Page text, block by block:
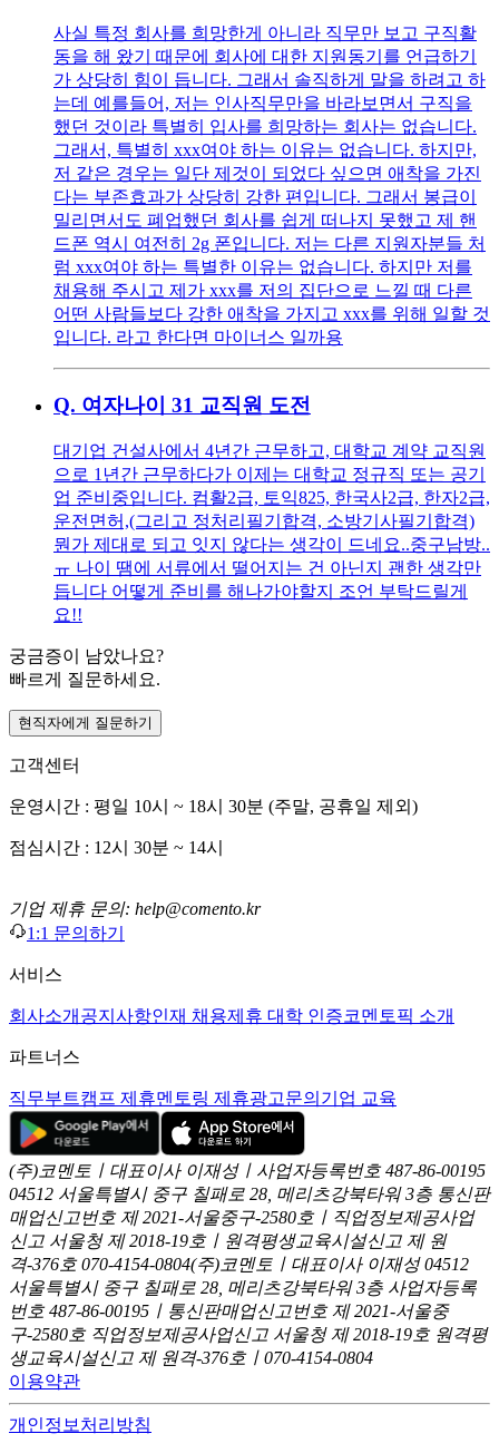
사실 특정 회사를 희망한게 아니라 직무만 보고 구직활
동을 해 왔기 때문에 회사에 대한 지원동기를 언급하기
가 상당히 힘이 듭니다. 그래서 솔직하게 말을 하려고 하
는데 예를들어, 저는 인사직무만을 바라보면서 구직을
했던 것이라 특별히 입사를 희망하는 회사는 없습니다.
그래서, 특별히 xxx여야 하는 이유는 없습니다. 하지만,
저 같은 경우는 일단 제것이 되었다 싶으면 애착을 가진
다는 부존효과가 상당히 강한 편입니다. 그래서 봉급이
밀리면서도 폐업했던 회사를 쉽게 떠나지 못했고 제 핸
드폰 역시 여전히 2g 폰입니다. 저는 다른 지원자분들 처
럼 xxx여야 하는 특별한 이유는 없습니다. 하지만 저를
채용해 주시고 제가 xxx를 저의 집단으로 느낄 때 다른
어떤 사람들보다 강한 애착을 가지고 xxx를 위해 일할 것
입니다. 라고 한다면 마이너스 일까용
Q. 여자나이 31 교직원 도전
대기업 건설사에서 4년간 근무하고, 대학교 계약 교직원
으로 1년간 근무하다가 이제는 대학교 정규직 또는 공기
업 준비중입니다. 컴활2급, 토익825, 한국사2급, 한자2급,
운전면허,(그리고 정처리필기합격, 소방기사필기합격)
뭔가 제대로 되고 잇지 않다는 생각이 드네요..중구남방..
ㅠ 나이 땜에 서류에서 떨어지는 건 아닌지 괜한 생각만
듭니다 어떻게 준비를 해나가야할지 조언 부탁드릴게
요!!
궁금증이 남았나요?
빠르게 질문하세요.
현직자에게 질문하기
고객센터
운영시간 : 평일 10시 ~ 18시 30분 (주말, 공휴일 제외)
점심시간 : 12시 30분 ~ 14시
기업 제휴 문의: help@comento.kr
1:1 문의하기
서비스
회사소개 공지사항인재 채용제휴 대학 인증코멘토픽 소개
파트너스
직무부트캠프 제휴멘토링 제휴광고문의 기업 교육
(주)코멘토ㅣ대표이사 이재성ㅣ사업자등록번호 487-86-00195
04512 서울특별시 중구 칠패로 28, 메리츠강북타워 3층 통신판
매업신고번호 제 2021-서울중구-2580호ㅣ직업정보제공사업
신고 서울청 제 2018-19호ㅣ원격평생교육시설신고 제 원
격-376호 070-4154-0804(주)코멘토ㅣ대표이사 이재성 04512
서울특별시 중구 칠패로 28, 메리츠강북타워 3층 사업자등록
번호 487-86-00195ㅣ통신판매업신고번호 제 2021-서울중
구-2580호 직업정보제공사업신고 서울청 제 2018-19호 원격평
생교육시설신고 제 원격-376호ㅣ070-4154-0804
이용약관
개인정보처리방침